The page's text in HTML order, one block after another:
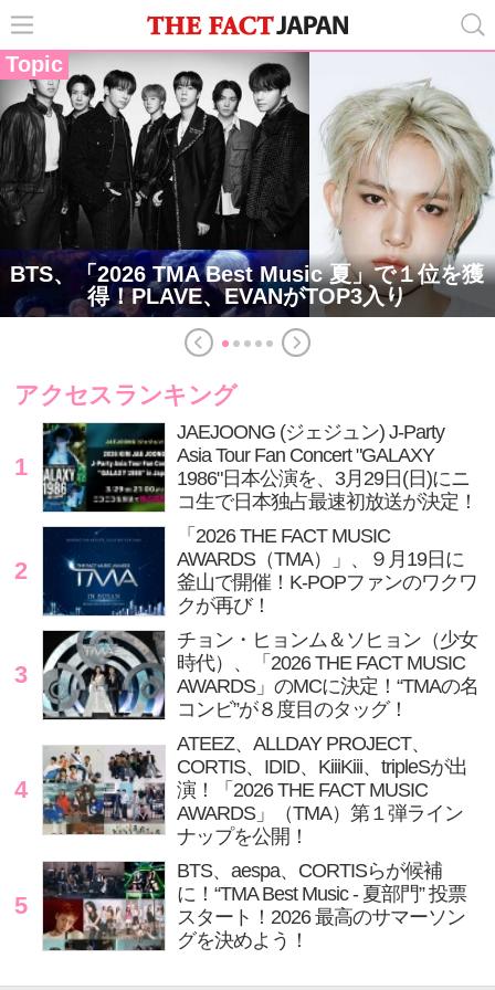
Topic
BTS、「2026 TMA Best Music 夏」で１位を獲
得！PLAVE、EVANがTOP3入り
アクセスランキング
1
JAEJOONG (ジェジュン) J-Party
Asia Tour Fan Concert "GALAXY
1986"日本公演を、3月29日(日)にニ
コ生で日本独占最速初放送が決定！
2
「2026 THE FACT MUSIC
AWARDS（TMA）」、９月19日に
釜山で開催！K-POPファンのワクワ
クが再び！
3
チョン・ヒョンム＆ソヒョン（少女
時代）、「2026 THE FACT MUSIC
AWARDS」のMCに決定！“TMAの名
コンビ”が８度目のタッグ！
4
ATEEZ、ALLDAY PROJECT、
CORTIS、IDID、KiiiKiii、tripleSが出
演！「2026 THE FACT MUSIC
AWARDS」（TMA）第１弾ライン
ナップを公開！
5
BTS、aespa、CORTISらが候補
に！“TMA Best Music - 夏部門” 投票
スタート！2026 最高のサマーソン
グを決めよう！